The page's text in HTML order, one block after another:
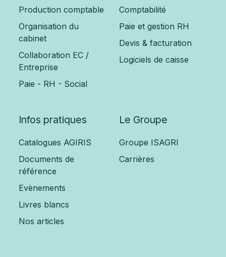
Production comptable
Organisation du
cabinet
Collaboration EC /
Entreprise
Paie - RH - Social
Comptabilité
Paie et gestion RH
Devis & facturation
Logiciels de caisse
Infos pratiques
Catalogues AGIRIS
Documents de
référence
Evènements
Livres blancs
Nos articles
Le Groupe
Groupe ISAGRI
Carrières